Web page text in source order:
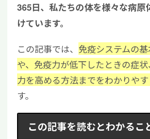
365日、私たちの体を様々な病原
けています。
この記事では、 免疫システムの
や、免疫力が低下したときの症
力を高める方法までをわかりや
す。
この記事を読むとわかるこ